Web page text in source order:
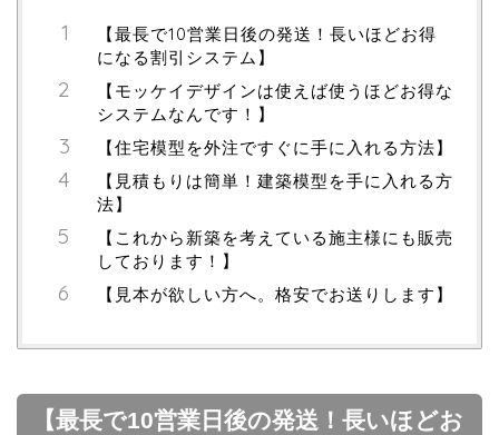
【最長で10営業日後の発送！長いほどお得
になる割引システム】
【モッケイデザインは使えば使うほどお得な
システムなんです！】
【住宅模型を外注ですぐに手に入れる方法】
【見積もりは簡単！建築模型を手に入れる方
法】
【これから新築を考えている施主様にも販売
しております！】
【見本が欲しい方へ。格安でお送りします】
【最長で10営業日後の発送！長いほどお